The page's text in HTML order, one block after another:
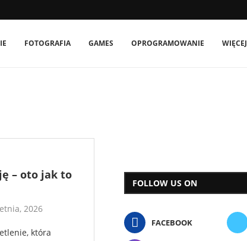
FOTOGRAFIA GAMES OPROGRAMOWANIE WIĘCEJ
– oto jak to
2026
która
FOLLOW US ON
FACEBOOK